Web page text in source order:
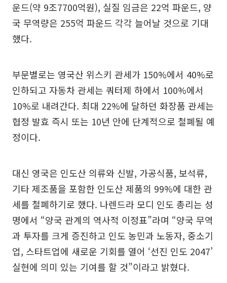
운드(약 9조7700억원), 실질 임금은 22억 파운드, 양
국 무역량은 255억 파운드 각각 늘어날 것으로 기대
했다.
부문별로는 영국산 위스키 관세가 150%에서 40%로
인하되고 자동차 관세는 쿼터제 하에서 100%에서
10%로 내려간다. 최대 22%에 달하던 화장품 관세는
협정 발효 즉시 또는 10년 안에 단계적으로 철폐될 예
정이다.
대신 영국은 인도산 의류와 신발, 가공식품, 보석류,
기타 제조품을 포함한 인도산 제품의 99%에 대한 관
세를 철폐하기로 했다. 나렌드라 모디 인도 총리는 성
명에서 “양국 관계의 역사적 이정표”라며 “양국 무역
과 투자를 크게 증진하고 인도 농민과 노동자, 중소기
업, 스타트업에 새로운 기회를 열어 ‘선진 인도 2047’
실현에 의미 있는 기여를 할 것”이라고 밝혔다.